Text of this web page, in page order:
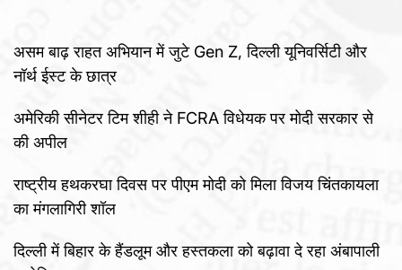
असम बाढ़ राहत अभियान में जुटे Gen Z, दिल्ली यूनिवर्सिटी और
नॉर्थ ईस्ट के छात्र
अमेरिकी सीनेटर टिम शीही ने FCRA विधेयक पर मोदी सरकार से
की अपील
राष्ट्रीय हथकरघा दिवस पर पीएम मोदी को मिला विजय चिंतकायला
का मंगलागिरी शॉल
दिल्ली में बिहार के हैंडलूम और हस्तकला को बढ़ावा दे रहा अंबापाली